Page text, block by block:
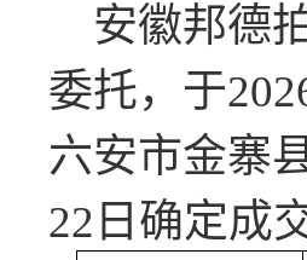
安徽邦德
委托，于
六安市金寨
22日确定成